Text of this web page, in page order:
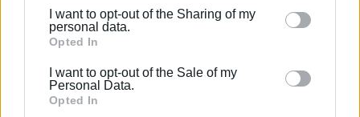
Please note that this website/app uses one or more
Google services and may gather and store information
behaviour. You may click to grant or deny consent to
Google and its third-party tags to use your data for
I want to opt-out of the Sharing of my
personal data.
Opted In
I want to opt-out of the Sale of my
Personal Data.
Opted In
Ακολουθήστε το enimerosi στο